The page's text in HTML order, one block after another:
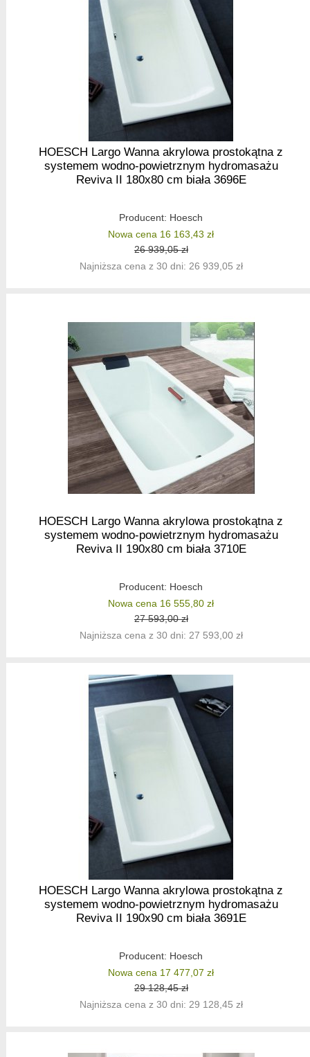
HOESCH Largo Wanna akrylowa prostokątna z
systemem wodno-powietrznym hydromasażu
Reviva II 180x80 cm biała 3696E
Producent: Hoesch
Nowa cena 16 163,43 zł
26 939,05 zł
Najniższa cena z 30 dni: 26 939,05 zł
HOESCH Largo Wanna akrylowa prostokątna z
systemem wodno-powietrznym hydromasażu
Reviva II 190x80 cm biała 3710E
Producent: Hoesch
Nowa cena 16 555,80 zł
27 593,00 zł
Najniższa cena z 30 dni: 27 593,00 zł
HOESCH Largo Wanna akrylowa prostokątna z
systemem wodno-powietrznym hydromasażu
Reviva II 190x90 cm biała 3691E
Producent: Hoesch
Nowa cena 17 477,07 zł
29 128,45 zł
Najniższa cena z 30 dni: 29 128,45 zł